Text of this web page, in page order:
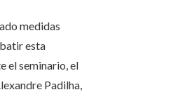
medidas
esta
el seminario, el
Padilha,